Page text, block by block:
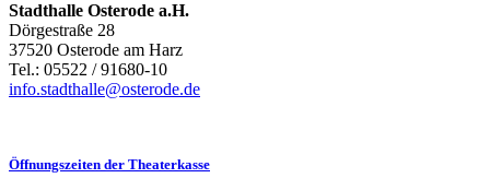
Stadthalle Osterode a.H.
Dörgestraße 28
37520 Osterode am Harz
Tel.: 05522 / 91680-10
info.stadthalle@osterode.de
Öffnungszeiten der Theaterkasse